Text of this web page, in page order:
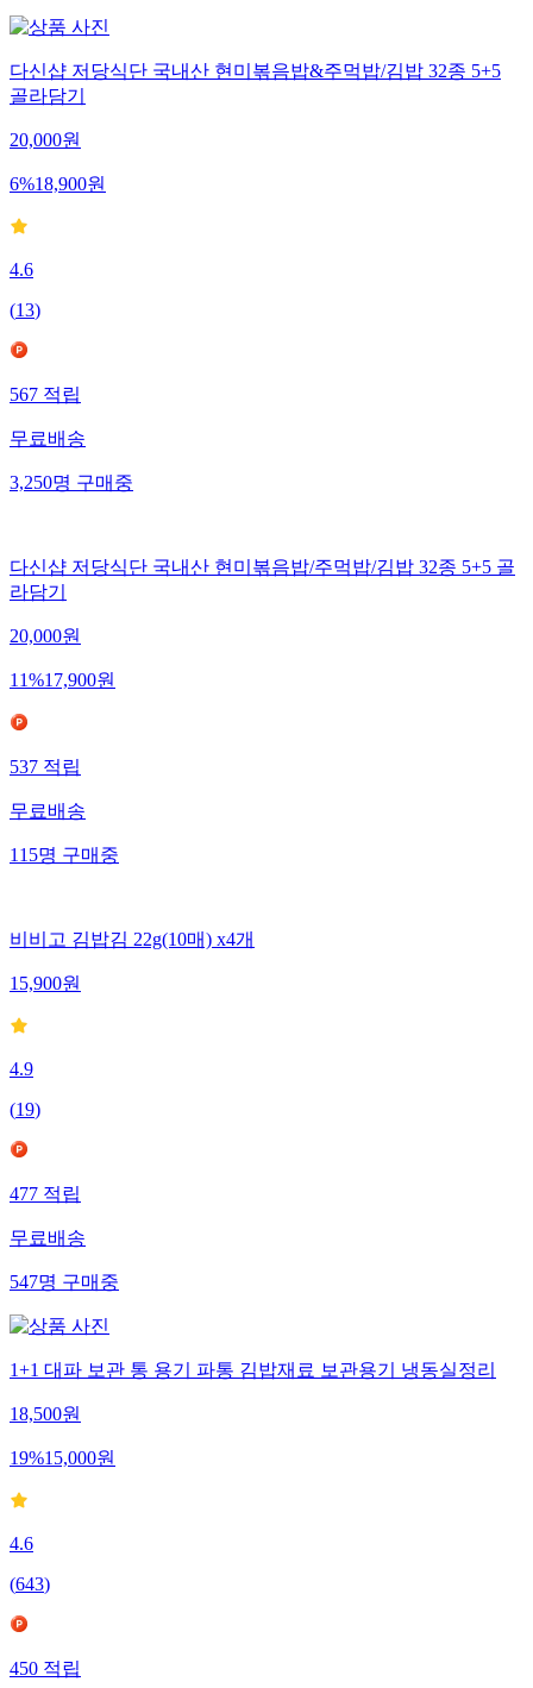
다신샵 저당식단 국내산 현미볶음밥&주먹밥/김밥 32종 5+5
골라담기
20,000원
6%18,900원
4.6
(13)
567적립
무료배송
3,250명구매중
다신샵 저당식단 국내산 현미볶음밥/주먹밥/김밥 32종 5+5 골
라담기
20,000원
11%17,900원
537적립
무료배송
115명구매중
비비고 김밥김 22g(10매) x4개
15,900원
4.9
(19)
477적립
무료배송
547명구매중
1+1 대파 보관 통 용기 파통 김밥재료 보관용기 냉동실정리
18,500원
19%15,000원
4.6
(643)
450적립